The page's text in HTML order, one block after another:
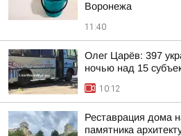
Воронежа
11:40
Олег Царёв: 397
ночью над 15
10:12
Реставрация дома
памятника